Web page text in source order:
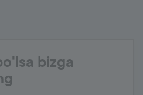
bizga